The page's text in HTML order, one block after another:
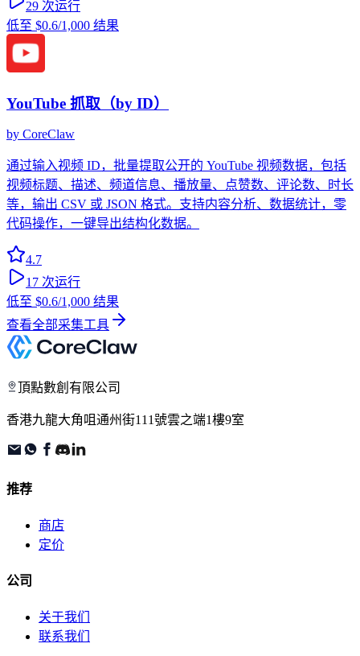
29 次运行
低至 $0.6/1,000 结果
YouTube 抓取（by ID）
by CoreClaw
通过输入视频 ID，批量提取公开的 YouTube 视频数据，包括
视频标题、描述、频道信息、播放量、点赞数、评论数、时长
等，输出 CSV 或 JSON 格式。支持内容分析、数据统计，零
代码操作，一键导出结构化数据。
4.7
17 次运行
低至 $0.6/1,000 结果
查看全部采集工具
頂點數創有限公司
香港九龍大角咀通州街111號雲之端1樓9室
推荐
商店
定价
公司
关于我们
联系我们